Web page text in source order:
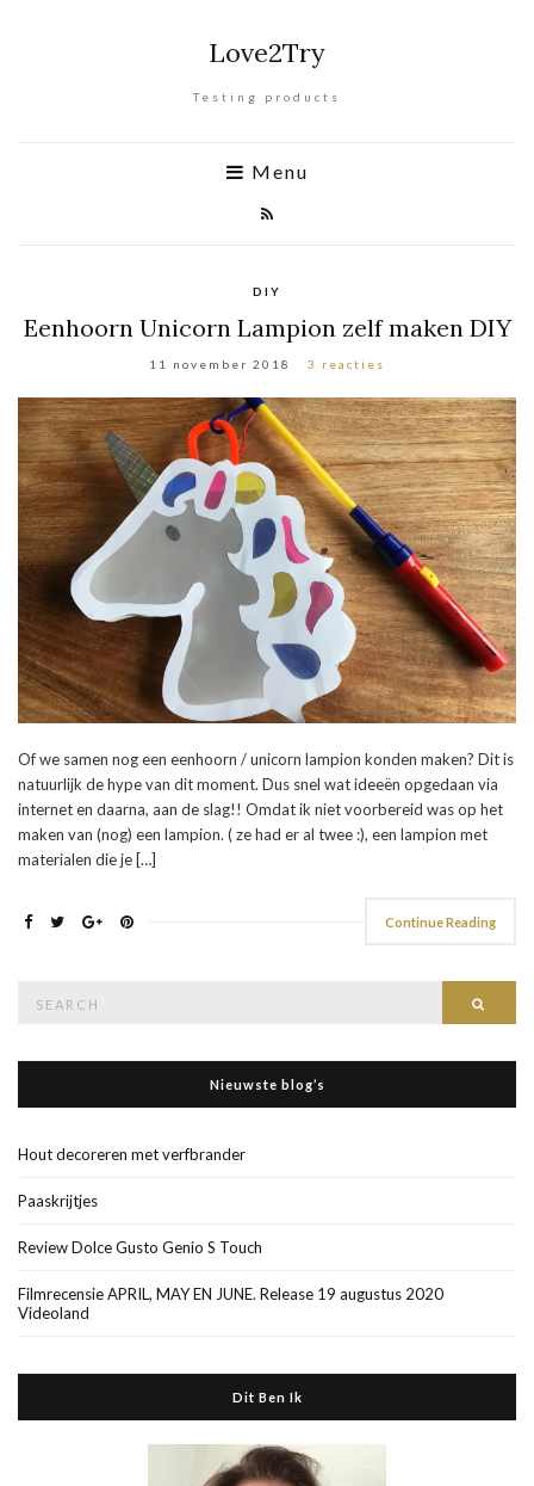
Love2Try
Testing products
Menu
DIY
Eenhoorn Unicorn Lampion zelf maken DIY
11 november 2018 3 reacties
Of we samen nog een eenhoorn / unicorn lampion konden maken? Dit is
natuurlijk de hype van dit moment. Dus snel wat ideeën opgedaan via
internet en daarna, aan de slag!! Omdat ik niet voorbereid was op het
maken van (nog) een lampion. ( ze had er al twee :), een lampion met
materialen die je […]
Continue Reading
Nieuwste blog’s
Hout decoreren met verfbrander
Paaskrijtjes
Review Dolce Gusto Genio S Touch
Filmrecensie APRIL, MAY EN JUNE. Release 19 augustus 2020
Videoland
Dit Ben Ik